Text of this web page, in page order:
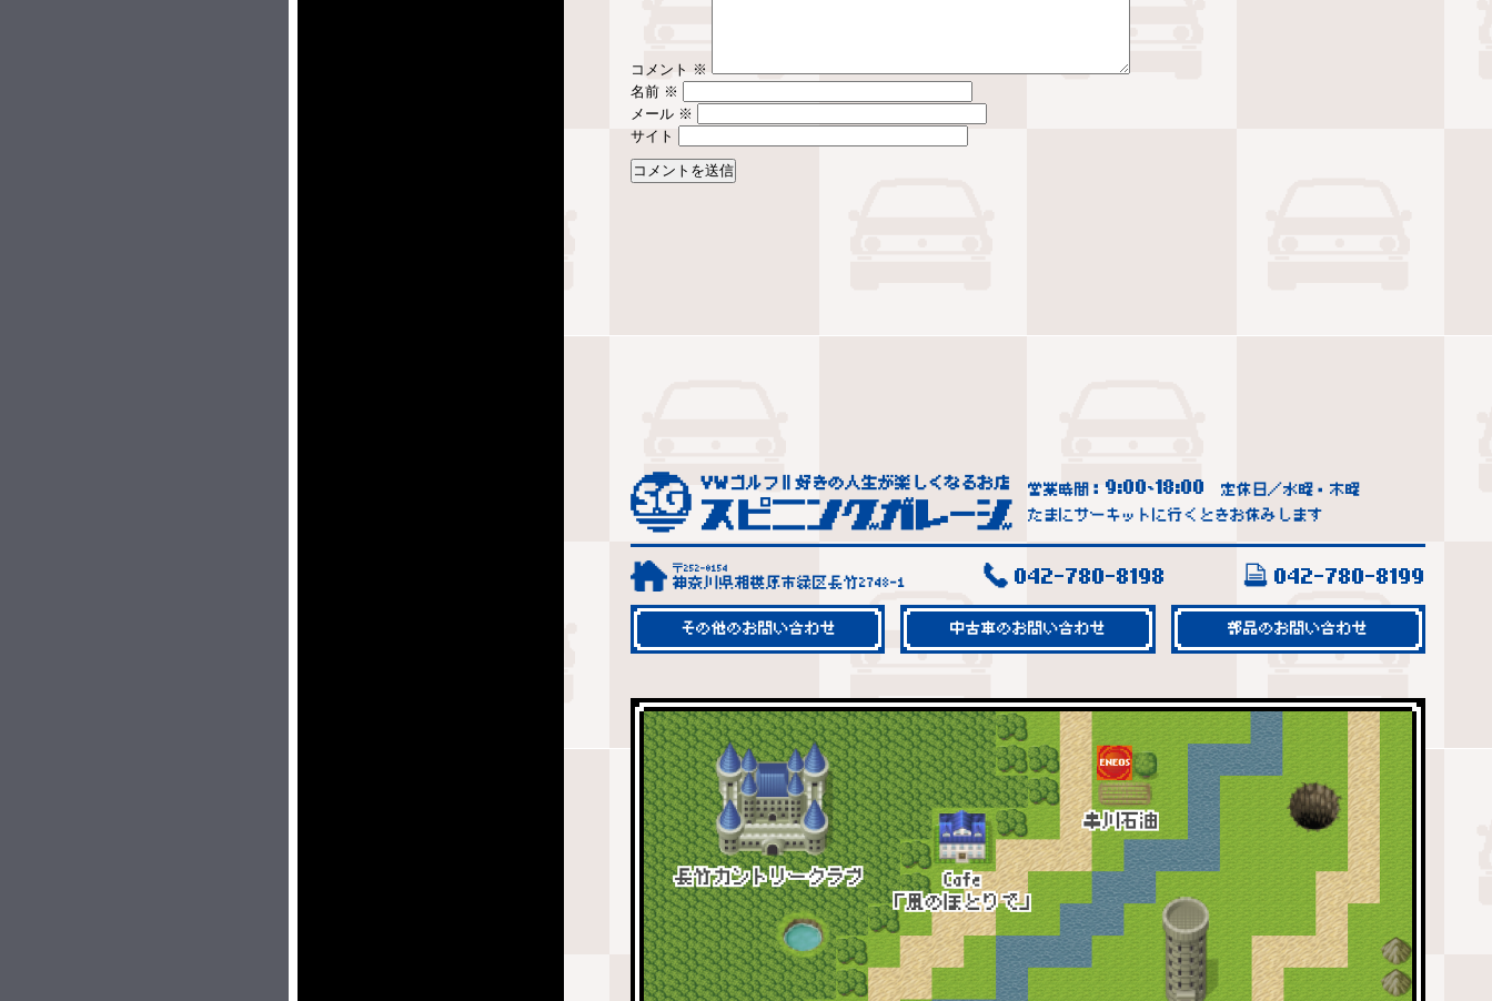
コメント ※
名前 ※
メール ※
サイト
営業時間： 9:00~18:00
定休日／水曜・木曜
たまにサーキットに行くときお休みします
〒252-0154
神奈川県相模原市緑区長竹2748-1 042-780-8198 042-780-8199
その他のお問い合わせ 中古車のお問い合わせ 部品のお問い合わせ